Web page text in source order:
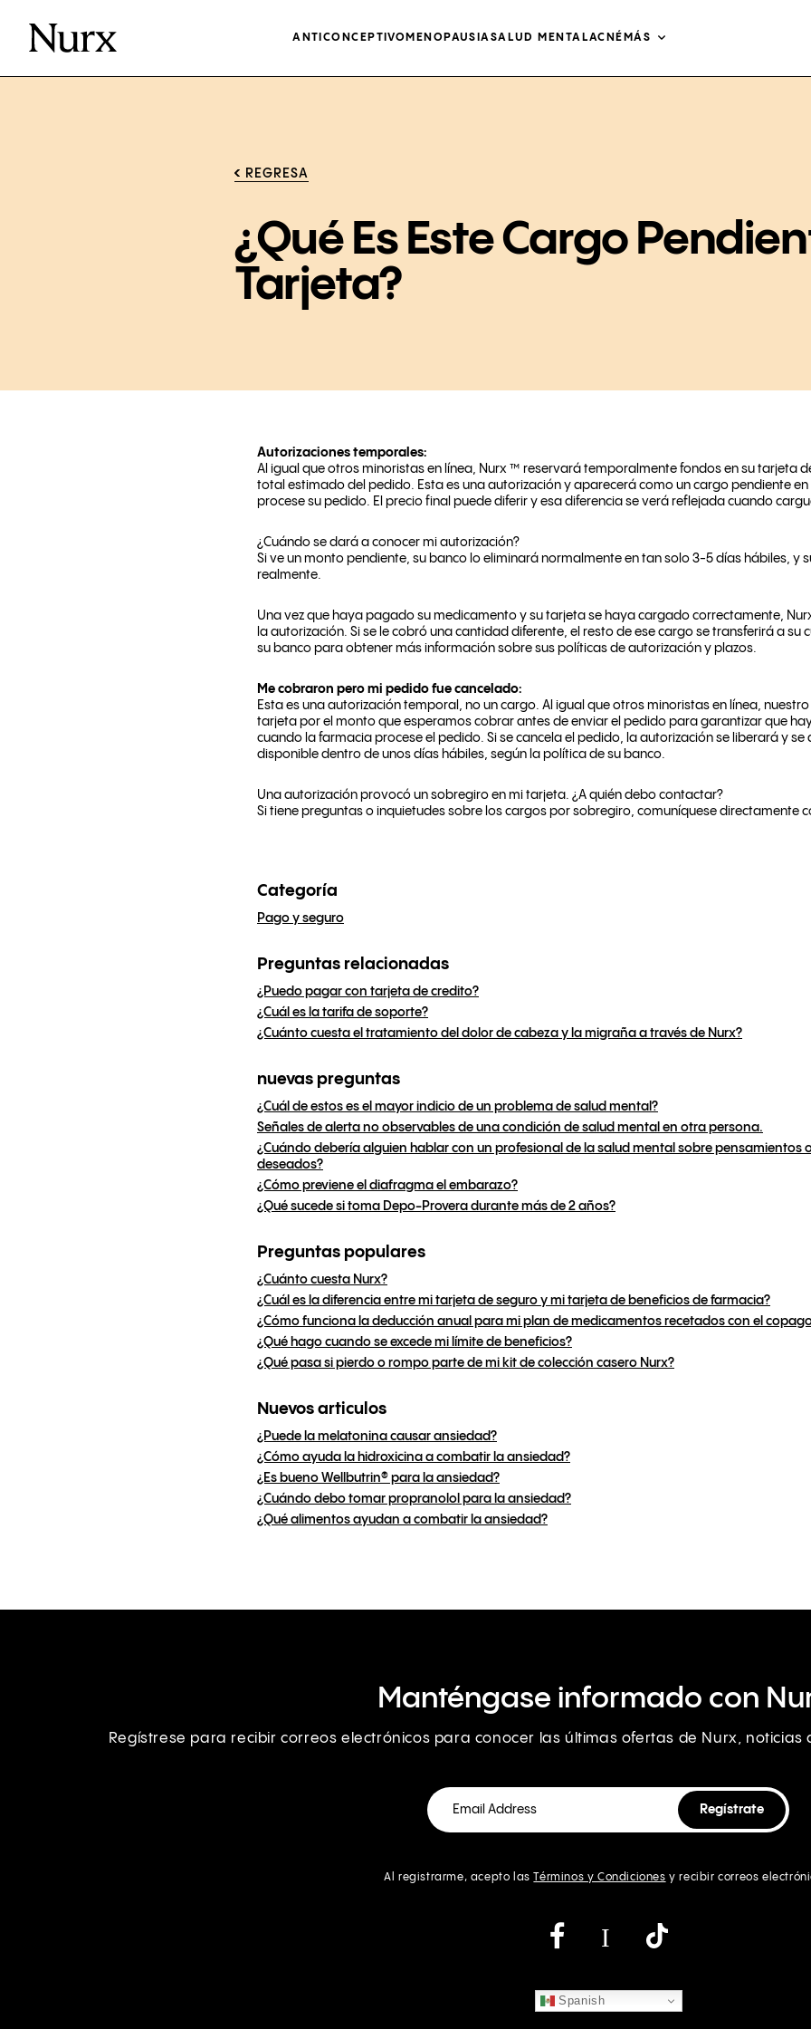
ANTICONCEPTIVO MENOPAUSIASALUD MENTALACNÉ MÁS
REGRESA
¿Qué Es Este Cargo
Tarjeta?
Autorizaciones temporales:
Al igual que otros minoristas en línea, Nurx ™ reservará temporalmente fondos en su tarjeta
total estimado del pedido. Esta es una autorización y aparecerá como un cargo pendiente
procese su pedido. El precio final puede diferir y esa diferencia se verá reflejada cuando
¿Cuándo se dará a conocer mi autorización?
Si ve un monto pendiente, su banco lo eliminará normalmente en tan solo 3-5 días hábiles, y
realmente.
Una vez que haya pagado su medicamento y su tarjeta se haya cargado correctamente,
la autorización. Si se le cobró una cantidad diferente, el resto de ese cargo se transferirá a su
su banco para obtener más información sobre sus políticas de autorización y plazos.
Me cobraron pero mi pedido fue cancelado:
Esta es una autorización temporal, no un cargo. Al igual que otros minoristas en línea,
tarjeta por el monto que esperamos cobrar antes de enviar el pedido para garantizar que
cuando la farmacia procese el pedido. Si se cancela el pedido, la autorización se liberará y
disponible dentro de unos días hábiles, según la política de su banco.
Una autorización provocó un sobregiro en mi tarjeta. ¿A quién debo contactar?
Si tiene preguntas o inquietudes sobre los cargos por sobregiro, comuníquese directamente
Categoría
Pago y seguro
Preguntas relacionadas
¿Puedo pagar con tarjeta de credito?
¿Cuál es la tarifa de soporte?
¿Cuánto cuesta el tratamiento del dolor de cabeza y la migraña a través de Nurx?
nuevas preguntas
¿Cuál de estos es el mayor indicio de un problema de salud mental?
Señales de alerta no observables de una condición de salud mental en otra persona.
¿Cuándo debería alguien hablar con un profesional de la salud mental sobre pensamientos
deseados?
¿Cómo previene el diafragma el embarazo?
¿Qué sucede si toma Depo-Provera durante más de 2 años?
Preguntas populares
¿Cuánto cuesta Nurx?
¿Cuál es la diferencia entre mi tarjeta de seguro y mi tarjeta de beneficios de farmacia?
¿Cómo funciona la deducción anual para mi plan de medicamentos recetados con el
¿Qué hago cuando se excede mi límite de beneficios?
¿Qué pasa si pierdo o rompo parte de mi kit de colección casero Nurx?
Nuevos articulos
¿Puede la melatonina causar ansiedad?
¿Cómo ayuda la hidroxicina a combatir la ansiedad?
¿Es bueno Wellbutrin® para la ansiedad?
¿Cuándo debo tomar propranolol para la ansiedad?
¿Qué alimentos ayudan a combatir la ansiedad?
Manténgase informado con
Regístrese para recibir correos electrónicos para conocer las últimas ofertas de Nurx,
Al registrarme, acepto lasTérminos y Condiciones y recibir correos
Instagram
Spanish